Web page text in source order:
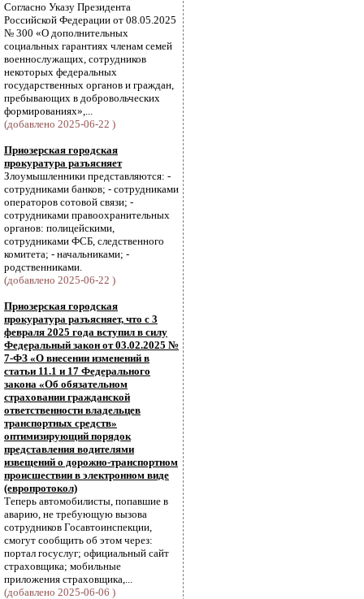
Согласно Указу Президента
Российской Федерации от 08.05.2025
№ 300 «О дополнительных
социальных гарантиях членам семей
военнослужащих, сотрудников
некоторых федеральных
государственных органов и граждан,
пребывающих в добровольческих
формированиях»,...
(добавлено 2025-06-22 )
Приозерская городская
прокуратура разъясняет
Злоумышленники представляются: -
сотрудниками банков; - сотрудниками
операторов сотовой связи; -
сотрудниками правоохранительных
органов: полицейскими,
сотрудниками ФСБ, следственного
комитета; - начальниками; -
родственниками.
(добавлено 2025-06-22 )
Приозерская городская
прокуратура разъясняет, что с 3
февраля 2025 года вступил в силу
Федеральный закон от 03.02.2025 №
7-ФЗ «О внесении изменений в
статьи 11.1 и 17 Федерального
закона «Об обязательном
страховании гражданской
ответственности владельцев
транспортных средств»
оптимизирующий порядок
представления водителями
извещений о дорожно-транспортном
происшествии в электронном виде
(европротокол)
Теперь автомобилисты, попавшие в
аварию, не требующую вызова
сотрудников Госавтоинспекции,
смогут сообщить об этом через:
портал госуслуг; официальный сайт
страховщика; мобильные
приложения страховщика,...
(добавлено 2025-06-06 )